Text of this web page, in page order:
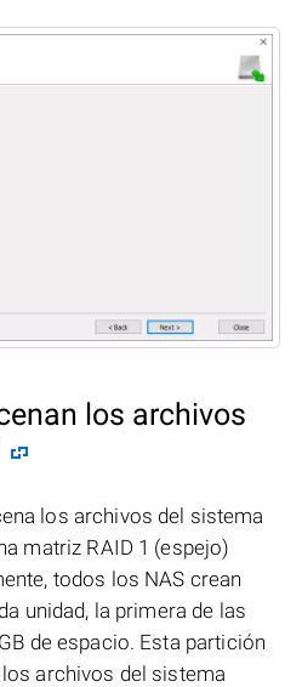
los archivos
los archivos del sistema
matriz RAID 1 (espejo)
todos los NAS crean
unidad, la primera de las
de espacio. Esta partición
archivos del sistema